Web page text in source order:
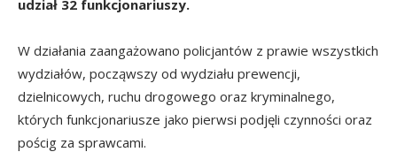
udział 32 funkcjonariuszy.
W działania zaangażowano policjantów z prawie wszystkich
wydziałów, począwszy od wydziału prewencji,
dzielnicowych, ruchu drogowego oraz kryminalnego,
których funkcjonariusze jako pierwsi podjęli czynności oraz
pościg za sprawcami.